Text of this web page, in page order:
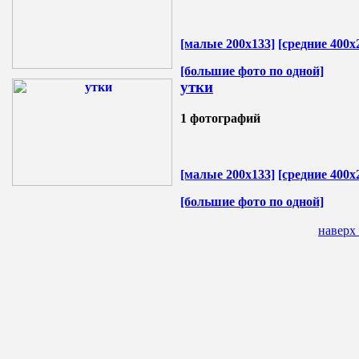
[малые 200х133] [средние
[большие фото по одной]
утки
1 фотографий
[малые 200х133] [средние
[большие фото по одной]